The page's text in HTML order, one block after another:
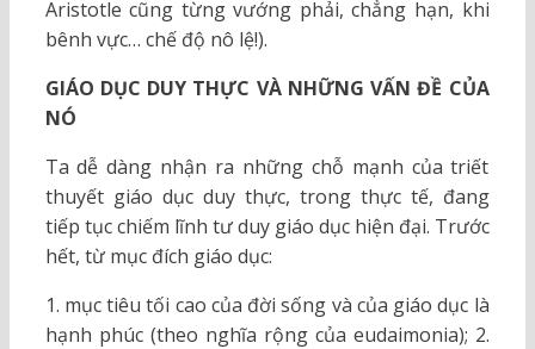
Aristotle cũng từng vướng phải, chẳng hạn, khi
bênh vực… chế độ nô lệ!).
GIÁO DỤC DUY THỰC VÀ NHỮNG VẤN ĐỀ CỦA
NÓ
Ta dễ dàng nhận ra những chỗ mạnh của triết
thuyết giáo dục duy thực, trong thực tế, đang
tiếp tục chiếm lĩnh tư duy giáo dục hiện đại. Trước
hết, từ mục đích giáo dục:
1. mục tiêu tối cao của đời sống và của giáo dục là
hạnh phúc (theo nghĩa rộng của eudaimonia); 2.